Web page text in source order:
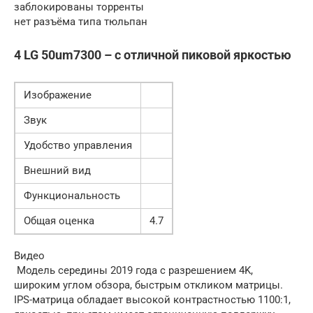
заблокированы торренты
нет разъёма типа тюльпан
4 LG 50um7300 – с отличной пиковой яркостью
Изображение
Звук
Удобство управления
Внешний вид
Функциональность
Общая оценка
4.7
Видео
Модель середины 2019 года с разрешением 4K,
широким углом обзора, быстрым откликом матрицы.
IPS-матрица обладает высокой контрастностью 1100:1,